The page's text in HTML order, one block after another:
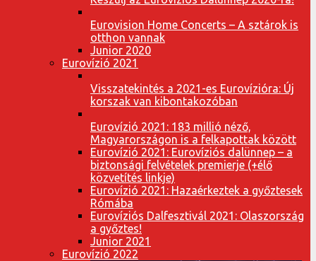
Eurovision Home Concerts – A sztárok is
otthon vannak
Junior 2020
Eurovízió 2021
Visszatekintés a 2021-es Eurovízióra: Új
korszak van kibontakozóban
Eurovízió 2021: 183 millió néző,
Magyarországon is a felkapottak között
Eurovízió 2021: Eurovíziós dalünnep – a
biztonsági felvételek premierje (+élő
közvetítés linkje)
Eurovízió 2021: Hazaérkeztek a győztesek
Rómába
Eurovíziós Dalfesztivál 2021: Olaszország
a győztes!
Junior 2021
Eurovízió 2022